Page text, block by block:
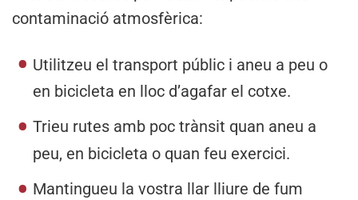
contaminació atmosfèrica:
Utilitzeu el transport públic i aneu a peu o
en bicicleta en lloc d’agafar el cotxe.
Trieu rutes amb poc trànsit quan aneu a
peu, en bicicleta o quan feu exercici.
Mantingueu la vostra llar lliure de fum